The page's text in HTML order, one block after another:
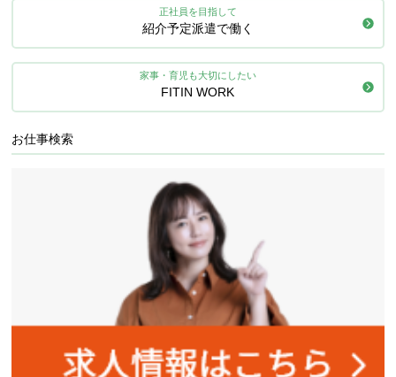
正社員を目指して
紹介予定派遣で働く
家事・育児も大切にしたい
FITIN WORK
お仕事検索